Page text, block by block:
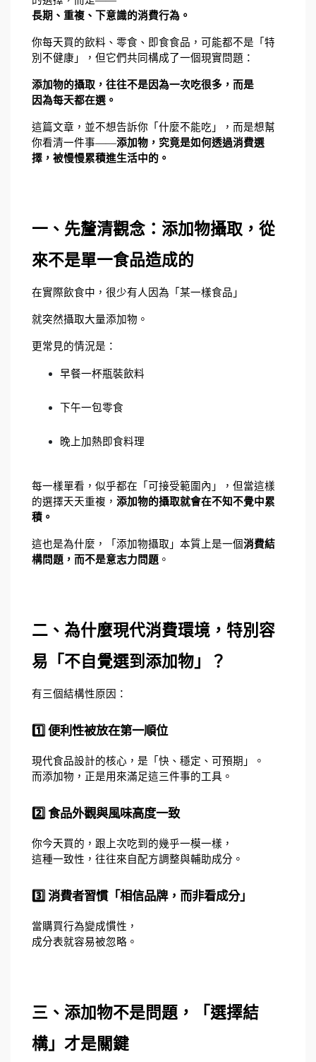
長期、重複、下意識的消費行為。
你每天買的飲料、零食、即食食品，可能都不是「特
別不健康」，但它們共同構成了一個現實問題：
添加物的攝取，往往不是因為一次吃很多，而是
因為每天都在選。
這篇文章，並不想告訴你「什麼不能吃」，而是想幫
你看清一件事——添加物，究竟是如何透過消費選
擇，被慢慢累積進生活中的。
一、先釐清觀念：添加物攝取，從
來不是單一食品造成的
在實際飲食中，很少有人因為「某一樣食品」
就突然攝取大量添加物。
更常見的情況是：
早餐一杯瓶裝飲料
下午一包零食
晚上加熱即食料理
每一樣單看，似乎都在「可接受範圍內」，但當這樣
的選擇天天重複， 添加物的攝取就會在不知不覺中累
積。
這也是為什麼，「添加物攝取」本質上是一個消費結
構問題，而不是意志力問題 。
二、為什麼現代消費環境，特別容
易「不自覺選到添加物」？
有三個結構性原因：
1️⃣ 便利性被放在第一順位
現代食品設計的核心，是「快、穩定、可預期」。
而添加物，正是用來滿足這三件事的工具。
2️⃣ 食品外觀與風味高度一致
你今天買的，跟上次吃到的幾乎一模一樣，
這種一致性，往往來自配方調整與輔助成分。
3️⃣ 消費者習慣「相信品牌，而非看成分」
當購買行為變成慣性，
成分表就容易被忽略。
三、添加物不是問題，「選擇結
構」才是關鍵